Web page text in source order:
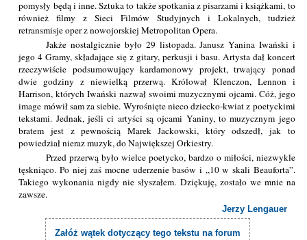
pomysły będą i inne. Sztuka to także spotkania z pisarzami i książkami, to
również filmy z Sieci Filmów Studyjnych i Lokalnych, tudzież
retransmisje oper z nowojorskiej Metropolitan Opera.
Jakże nostalgicznie było 29 listopada. Janusz Yanina Iwański i
jego 4 Gramy, składające się z gitary, perkusji i basu. Artysta dał koncert
rzeczywiście podsumowujący kardamonowy projekt, trwający ponad
dwie godziny z niewielką przerwą. Królował Klenczon, Lennon i
Harrison, których Iwański nazwał swoimi muzycznymi ojcami. Cóż, jego
image mówił sam za siebie. Wyrośnięte nieco dziecko-kwiat z poetyckimi
tekstami. Jednak, jeśli ci artyści są ojcami Yaniny, to muzycznym jego
bratem jest z pewnością Marek Jackowski, który odszedł, jak to
powiedział nieraz muzyk, do Największej Orkiestry.
Przed przerwą było wielce poetycko, bardzo o miłości, niezwykle
tęskniąco. Po niej zaś mocne uderzenie basów i „10 w skali Beauforta”.
Takiego wykonania nigdy nie słyszałem. Dziękuję, zostało we mnie na
zawsze.
Jerzy Lengauer
Załóż wątek dotyczący tego tekstu na forum